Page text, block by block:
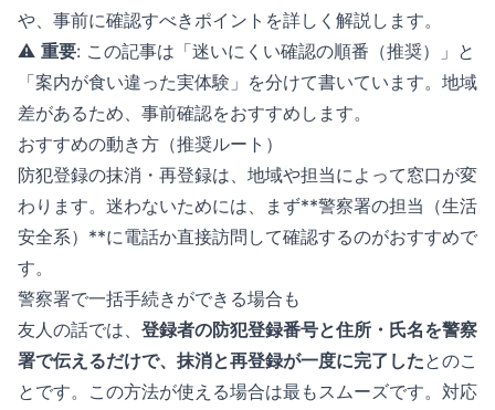
や、事前に確認すべきポイントを詳しく解説します。
⚠️ 重要: この記事は「迷いにくい確認の順番（推奨）」と
「案内が食い違った実体験」を分けて書いています。地域
差があるため、事前確認をおすすめします。
おすすめの動き方（推奨ルート）
防犯登録の抹消・再登録は、地域や担当によって窓口が変
わります。迷わないためには、まず**警察署の担当（生活
安全系）**に電話か直接訪問して確認するのがおすすめで
す。
警察署で一括手続きができる場合も
友人の話では、 登録者の防犯登録番号と住所・氏名を警察
署で伝えるだけで、抹消と再登録が一度に完了したとのこ
とです。この方法が使える場合は最もスムーズです。対応